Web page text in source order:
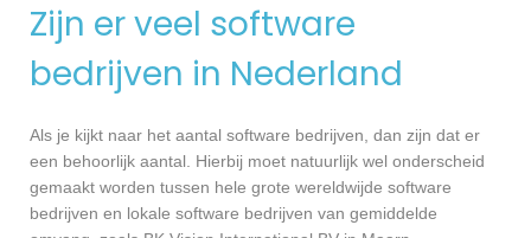
Zijn er veel software
bedrijven in Nederland
Als je kijkt naar het aantal software bedrijven, dan zijn dat er
een behoorlijk aantal. Hierbij moet natuurlijk wel onderscheid
gemaakt worden tussen hele grote wereldwijde software
bedrijven en lokale software bedrijven van gemiddelde